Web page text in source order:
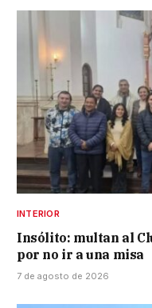
INTERIOR
Insólito: multan al
por no ir a una misa
7 de agosto de 2026